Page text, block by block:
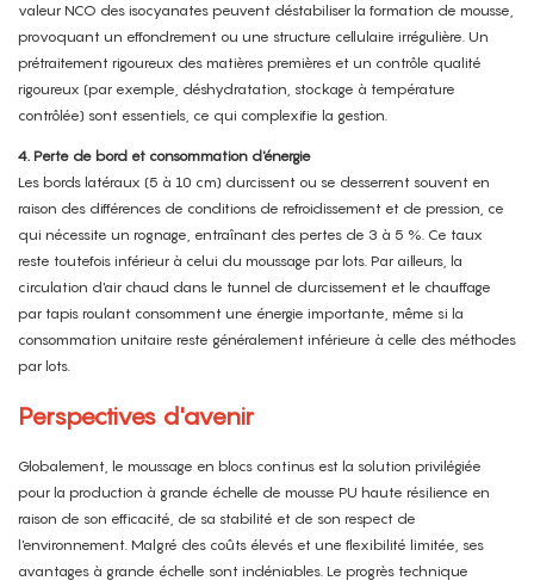
valeur NCO des isocyanates peuvent déstabiliser la formation de mousse,
provoquant un effondrement ou une structure cellulaire irrégulière. Un
prétraitement rigoureux des matières premières et un contrôle qualité
rigoureux (par exemple, déshydratation, stockage à température
contrôlée) sont essentiels, ce qui complexifie la gestion.
4. Perte de bord et consommation d'énergie
Les bords latéraux (5 à 10 cm) durcissent ou se desserrent souvent en
raison des différences de conditions de refroidissement et de pression, ce
qui nécessite un rognage, entraînant des pertes de 3 à 5 %. Ce taux
reste toutefois inférieur à celui du moussage par lots. Par ailleurs, la
circulation d'air chaud dans le tunnel de durcissement et le chauffage
par tapis roulant consomment une énergie importante, même si la
consommation unitaire reste généralement inférieure à celle des méthodes
par lots.
Perspectives d'avenir
Globalement, le moussage en blocs continus est la solution privilégiée
pour la production à grande échelle de mousse PU haute résilience en
raison de son efficacité, de sa stabilité et de son respect de
l'environnement. Malgré des coûts élevés et une flexibilité limitée, ses
avantages à grande échelle sont indéniables. Le progrès technique